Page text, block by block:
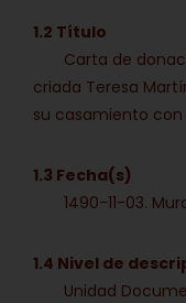
1.2 Título
Carta de
criada Teresa
su casamiento con
1.3 Fecha(s)
1490-11-03.
1.4 Nivel de
Unidad